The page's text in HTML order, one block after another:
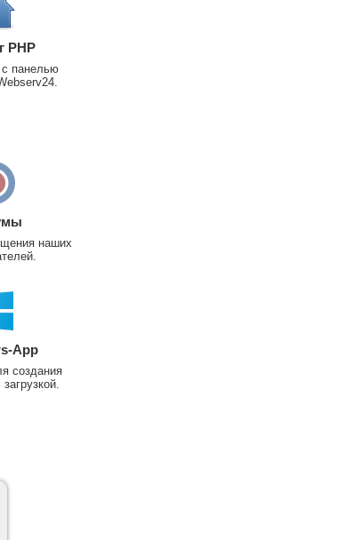
PHP
с панелью
наших
App
создания